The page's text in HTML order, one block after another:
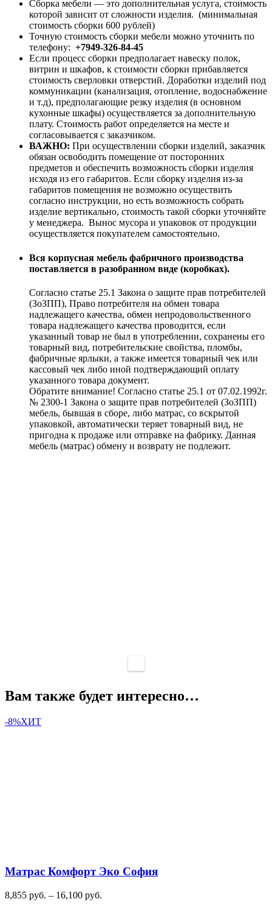
Сборка мебели — это дополнительная услуга, стоимость
которой зависит от сложности изделия. (минимальная
стоимость сборки 600 рублей)
Точную стоимость сборки мебели можно уточнить по
телефону: +7949-326-84-45
Если процесс сборки предполагает навеску полок,
витрин и шкафов, к стоимости сборки прибавляется
стоимость сверловки отверстий. Доработки изделий под
коммуникации (канализация, отопление, водоснабжение
и т.д), предполагающие резку изделия (в основном
кухонные шкафы) осуществляется за дополнительную
плату. Стоимость работ определяется на месте и
согласовывается с заказчиком.
ВАЖНО: При осуществлении сборки изделий, заказчик
обязан освободить помещение от посторонних
предметов и обеспечить возможность сборки изделия
исходя из его габаритов. Если сборку изделия из-за
габаритов помещения не возможно осуществить
согласно инструкции, но есть возможность собрать
изделие вертикально, стоимость такой сборки уточняйте
у менеджера. Вынос мусора и упаковок от продукции
осуществляется покупателем самостоятельно.
Вся корпусная мебель фабричного производства
поставляется в разобранном виде (коробках).
Согласно статье 25.1 Закона о защите прав потребителей
(ЗоЗПП), Право потребителя на обмен товара
надлежащего качества, обмен непродовольственного
товара надлежащего качества проводится, если
указанный товар не был в употреблении, сохранены его
товарный вид, потребительские свойства, пломбы,
фабричные ярлыки, а также имеется товарный чек или
кассовый чек либо иной подтверждающий оплату
указанного товара документ.
Обратите внимание! Согласно статье 25.1 от 07.02.1992г.
№ 2300-1 Закона о защите прав потребителей (ЗоЗПП)
мебель, бывшая в сборе, либо матрас, со вскрытой
упаковкой, автоматически теряет товарный вид, не
пригодна к продаже или отправке на фабрику. Данная
мебель (матрас) обмену и возврату не подлежит.
Вам также будет интересно…
-8%ХИТ
Матрас Комфорт Эко София
8,855 руб. – 16,100 руб.